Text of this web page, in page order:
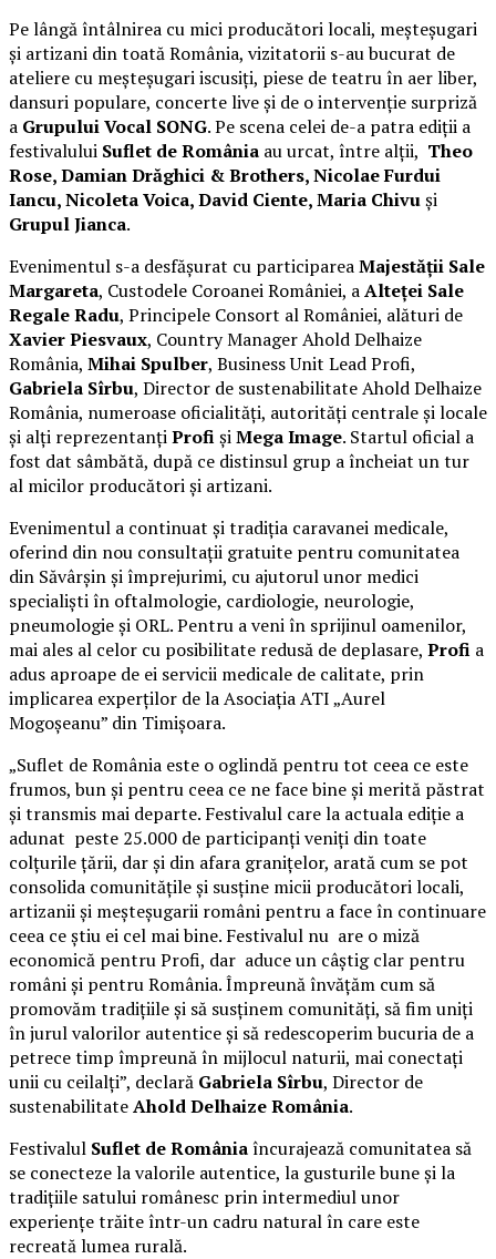
Pe lângă întâlnirea cu mici producători locali, meșteșugari
și artizani din toată România, vizitatorii s-au bucurat de
ateliere cu meșteșugari iscusiți, piese de teatru în aer liber,
dansuri populare, concerte live și de o intervenție surpriză
a Grupului Vocal SONG. Pe scena celei de-a patra ediții a
festivalului Suflet de România au urcat, între alții, Theo
Rose, Damian Drăghici & Brothers, Nicolae Furdui
Iancu, Nicoleta Voica, David Ciente, Maria Chivuși
Grupul Jianca.
Evenimentul s-a desfășurat cu participareaMajestății Sale
Margareta, Custodele Coroanei României, aAlteței Sale
Regale Radu, Principele Consort al României, alături de
Xavier Piesvaux, Country Manager Ahold Delhaize
România, Mihai Spulber, Business Unit Lead Profi,
Gabriela Sîrbu, Director de sustenabilitate Ahold Delhaize
România, numeroase oficialități, autorități centrale și locale
și alți reprezentanțiProfișiMega Image. Startul oficial a
fost dat sâmbătă, după ce distinsul grup a încheiat un tur
al micilor producători și artizani.
Evenimentul a continuat și tradiția caravanei medicale,
oferind din nou consultații gratuite pentru comunitatea
din Săvârșin și împrejurimi, cu ajutorul unor medici
specialiști în oftalmologie, cardiologie, neurologie,
pneumologie și ORL. Pentru a veni în sprijinul oamenilor,
mai ales al celor cu posibilitate redusă de deplasare, Profi a
adus aproape de ei servicii medicale de calitate, prin
implicarea experților de la Asociația ATI „Aurel
Mogoșeanu” din Timișoara.
„Suflet de România este o oglindă pentru tot ceea ce este
frumos, bun și pentru ceea ce ne face bine și merită păstrat
și transmis mai departe. Festivalul care la actuala ediție a
adunat peste 25.000 de participanți veniți din toate
colțurile țării, dar și din afara granițelor, arată cum se pot
consolida comunitățile și susține micii producători locali,
artizanii și meșteșugarii români pentru a face în continuare
ceea ce știu ei cel mai bine. Festivalul nu are o miză
economică pentru Profi, dar aduce un câștig clar pentru
români și pentru România. Împreună învățăm cum să
promovăm tradițiile și să susținem comunități, să fim uniți
în jurul valorilor autentice și să redescoperim bucuria de a
petrece timp împreună în mijlocul naturii, mai conectați
unii cu ceilalți”, declară Gabriela Sîrbu, Director de
sustenabilitateAhold Delhaize România.
Festivalul Suflet de Româniaîncurajează comunitatea să
se conecteze la valorile autentice, la gusturile bune și la
tradițiile satului românesc prin intermediul unor
experiențe trăite într-un cadru natural în care este
recreată lumea rurală.